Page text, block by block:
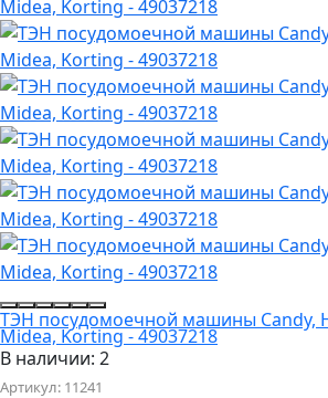
ТЭН посудомоечной машины Candy,
Midea, Korting - 49037218
В наличии: 2
Артикул: 11241